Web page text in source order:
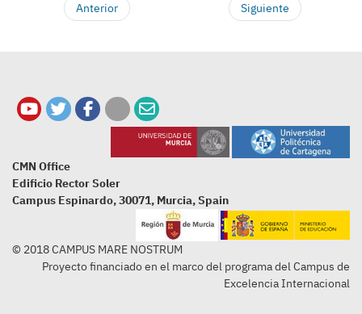
Anterior Siguiente
CMN Office
Edificio Rector Soler
Campus Espinardo, 30071, Murcia, Spain
© 2018 CAMPUS MARE NOSTRUM
Proyecto financiado en el marco del programa del Campus de
Excelencia Internacional